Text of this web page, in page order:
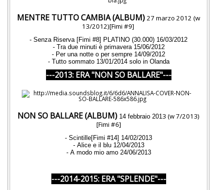
MENTRE TUTTO CAMBIA (ALBUM) 27 marzo 2012 (w
13/2012)[Fimi #9]
- Senza Riserva [Fimi #8] PLATINO (30.000) 16/03/2012
- Tra due minuti è primavera 15/06/2012
- Per una notte o per sempre 14/09/2012
- Tutto sommato 13/01/2014 solo in Olanda
---2013: ERA "NON SO BALLARE"---
NON SO BALLARE (ALBUM) 14 febbraio 2013 (w 7/2013)
[Fimi #6]
- Scintille[Fimi #14] 14/02/2013
- Alice e il blu 12/04/2013
- A modo mio amo 24/06/2013
---2014-2015: ERA "SPLENDE"---